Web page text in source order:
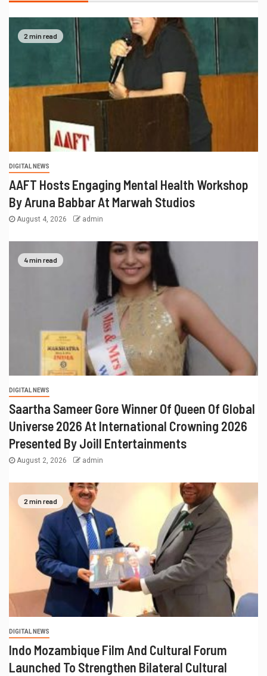
2 min read
DIGITAL NEWS
AAFT Hosts Engaging Mental Health Workshop
By Aruna Babbar At Marwah Studios
August 4, 2026 admin
4 min read
DIGITAL NEWS
Saartha Sameer Gore Winner Of Queen Of Global
Universe 2026 At International Crowning 2026
Presented By Joill Entertainments
August 2, 2026 admin
2 min read
DIGITAL NEWS
Indo Mozambique Film And Cultural Forum
Launched To Strengthen Bilateral Cultural